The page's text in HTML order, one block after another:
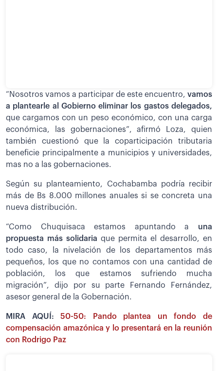
“Nosotros vamos a participar de este encuentro, vamos
a plantearle al Gobierno eliminar los gastos delegados,
que cargamos con un peso económico, con una carga
económica, las gobernaciones”, afirmó Loza, quien
también cuestionó que la coparticipación tributaria
beneficie principalmente a municipios y universidades,
mas no a las gobernaciones.
Según su planteamiento, Cochabamba podría recibir
más de Bs 8.000 millones anuales si se concreta una
nueva distribución.
“Como Chuquisaca estamos apuntando a una
propuesta más solidaria que permita el desarrollo, en
todo caso, la nivelación de los departamentos más
pequeños, los que no contamos con una cantidad de
población, los que estamos sufriendo mucha
migración”, dijo por su parte Fernando Fernández,
asesor general de la Gobernación.
MIRA AQUÍ:50-50: Pando plantea un fondo de
compensación amazónica y lo presentará en la reunión
con Rodrigo Paz